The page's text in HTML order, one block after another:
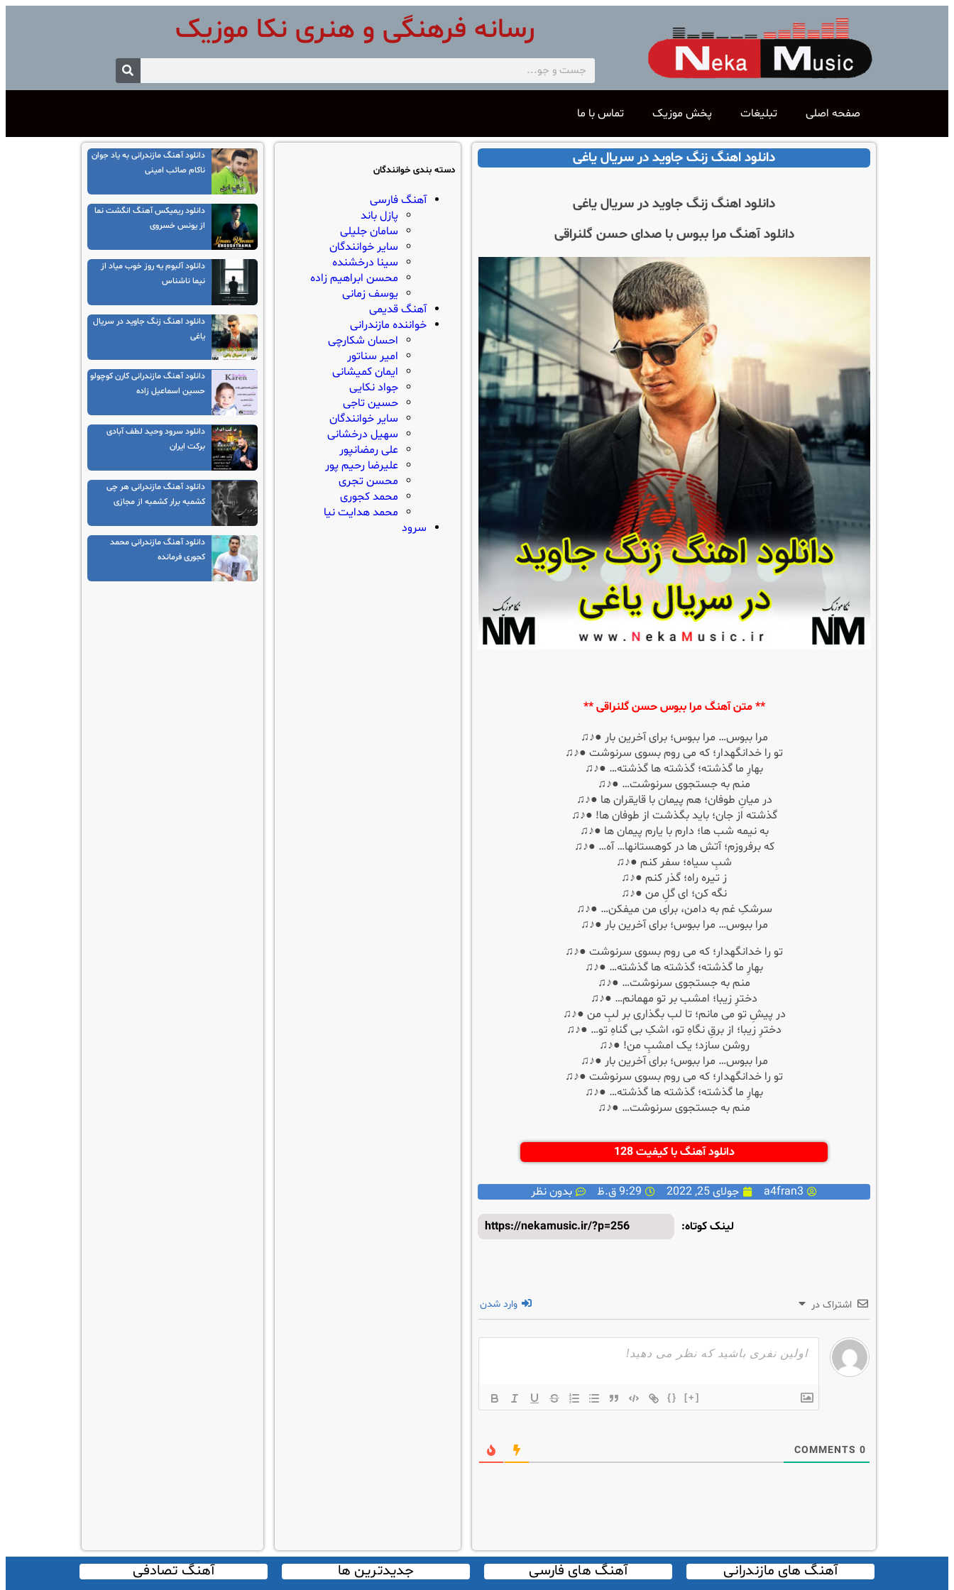
رسانه فرهنگی و هنری نکا موزیک
صفحه اصلی تبلیغات پخش موزیک تماس با ما
دانلود اهنگ زنگ جاوید در سریال یاغی
دانلود اهنگ زنگ جاوید در سریال یاغی
دانلود آهنگ مرا ببوس با صدای حسن گلنراقی
** متن آهنگ مرا ببوس حسن گلنراقی **
مرا ببوس… مرا ببوس؛ برای آخرین بار ●♪♫
تو را خدانگهدار؛ که می روم بسوی سرنوشت ●♪♫
بهارِ ما گذشته؛ گذشته ها گذشته… ●♪♫
منم به جستجوی سرنوشت… ●♪♫
در میانِ طوفان؛ هم پیمان با قایقران ها ●♪♫
گذشته از جان؛ باید بگذشت از طوفان ها! ●♪♫
به نیمه شب ها؛ دارم با یارم پیمان ها ●♪♫
که برفروزم؛ آتش ها در کوهستانها… آه… ●♪♫
شبِ سیاه؛ سفر کنم ●♪♫
ز تیره راه؛ گذر کنم ●♪♫
نگه کن؛ ای گلِ من ●♪♫
سرشکِ غم به دامن، برای من میفکن… ●♪♫
مرا ببوس… مرا ببوس؛ برای آخرین بار ●♪♫
تو را خدانگهدار؛ که می روم بسوی سرنوشت ●♪♫
بهارِ ما گذشته؛ گذشته ها گذشته… ●♪♫
منم به جستجوی سرنوشت… ●♪♫
دخترِ زیبا؛ امشب بر تو مهمانم… ●♪♫
در پیشِ تو می مانم؛ تا لب بگذاری بر لبِ من ●♪♫
دخترِ زیبا؛ از برقِ نگاهِ تو، اشکِ بی گناهِ تو… ●♪♫
روشن سازد؛ یک امشبِ من! ●♪♫
مرا ببوس… مرا ببوس؛ برای آخرین بار ●♪♫
تو را خدانگهدار؛ که می روم بسوی سرنوشت ●♪♫
بهارِ ما گذشته؛ گذشته ها گذشته… ●♪♫
منم به جستجوی سرنوشت… ●♪♫
دانلود آهنگ با کیفیت 128
a4fran3 جولای 25, 2022 9:29 ق.ظ بدون نظر
لینک کوتاه: https://nekamusic.ir/?p=256
اشتراک در وارد شدن
{} [+]
0
دسته بندی خوانندگان
آهنگ فارسی
پازل باند
سامان جلیلی
سایر خوانندگان
سینا درخشنده
محسن ابراهیم زاده
یوسف زمانی
آهنگ قدیمی
خواننده مازندرانی
احسان شکارچی
امیر سناتور
ایمان کمیشانی
جواد نکایی
حسین تاجی
سایر خوانندگان
سهیل درخشانی
علی رمضانپور
علیرضا رحیم پور
محسن تجری
محمد کجوری
محمد هدایت نیا
سرود
دانلود آهنگ مازندرانی به یاد جوان
ناکام صائب امینی
دانلود ریمیکس آهنگ انگشت نما
از یونس خسروی
دانلود آلبوم یه روز خوب میاد از
نیما ناشناس
دانلود اهنگ زنگ جاوید در سریال
یاغی
دانلود آهنگ مازندرانی کارن کوچولو
حسین اسماعیل زاده
دانلود سرود وحید لطف آبادی
برکت ایران
دانلود آهنگ مازندرانی هر چی
کشمبه برار کشمبه از مجازی
دانلود آهنگ مازندرانی محمد
کجوری فرمانده
آهنگ های مازندرانی آهنگ های فارسی جدیدترین ها آهنگ تصادفی